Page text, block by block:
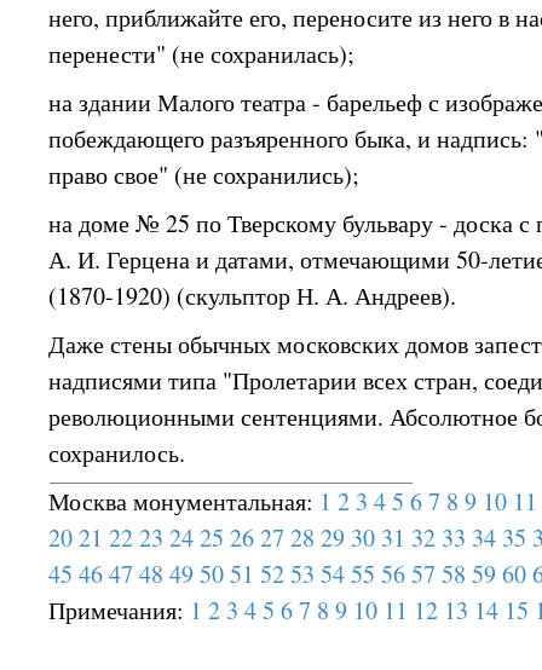
него, приближайте его, переносите из него в
перенести" (не сохранилась);
на здании Малого театра - барельеф с
побеждающего разъяренного быка, и
право свое" (не сохранились);
на доме № 25 по Тверскому бульвару - доска
А. И. Герцена и датами, отмечающими 50-
(1870-1920) (скульптор Н. А. Андреев).
Даже стены обычных московских домов
надписями типа "Пролетарии всех стран,
революционными сентенциями. Абсолютное
сохранилось.
Москва монументальная: 1 2 3 4 5 6 7 8 9 10 11
20 21 22 23 24 25 26 27 28 29 30 31 32 33 34 35
45 46 47 48 49 50 51 52 53 54 55 56 57 58 59 60
Примечания: 1 2 3 4 5 6 7 8 9 10 11 12 13 14 15